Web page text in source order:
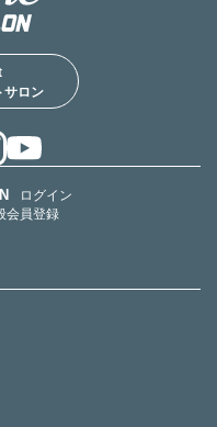
サロン
ログイン
会員登録